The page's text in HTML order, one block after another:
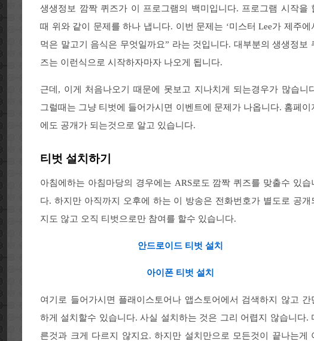
생생정보 깜짝 퀴즈가 이 프로그램의 백미입니다. 프로그램 시작을
때 위와 같이 문제를 하나 냅니다. 이번 문제는 ‘미스터 Lee가 제주에
먹은 말고기 음식은 무엇일까요” 라는 것입니다. 대부분의 생생정보
즈는 이런식으로 시작하자마자 나오게 됩니다.
근데, 이게 처음나오기 때문에 못보고 지나치게 되는경우가 많습니
그럴때는 그냥 티벗에 들어가시면 이벤트에 문제가 나옵니다. 홈페이
에도 공개가 되는것으로 알고 있습니다.
티벗 설치하기
아침에하는 아침마당의 경우에는 ARS로도 깜짝 퀴즈를 맞출수 있습
다. 하지만 아직까지 오후에 하는 이 방송은 전화번호가 별도로 공개
지도 않고 오직 티벗으로만 참여를 할수 있습니다.
안드로이드 티벗 설치
아이폰 티벗 설치
여기로 들어가시면 플래이스토어나 앱스토어에서 검색하지 않고 간
하게 설치할수 있습니다. 사실 설치하는 것은 그리 어렵지 않습니다.
른것과 크게 다르지 않지요. 하지만 설치만으로 모든것이 끝나는게